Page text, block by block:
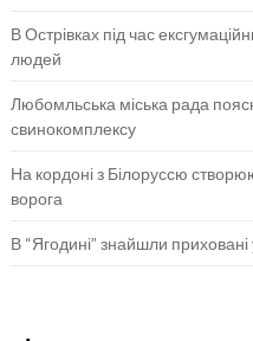
В Острівках під час
людей
Любомльська міська рада
свинокомплексу
На кордоні з Білоруссю
ворога
В “Ягодині” знайшли приховані